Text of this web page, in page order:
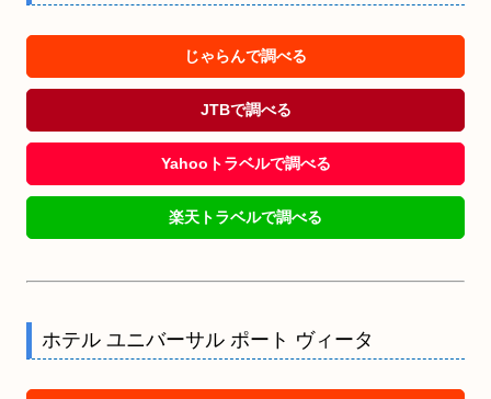
じゃらんで調べる
JTBで調べる
Yahooトラベルで調べる
楽天トラベルで調べる
ホテル ユニバーサル ポート ヴィータ